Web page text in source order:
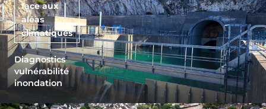
face aux
aléas
climatiques
Diagnostics
vulnérabilité
inondation